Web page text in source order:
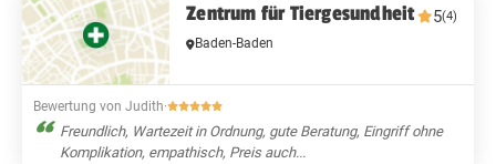
Zentrum für Tiergesundheit 5(4)
Baden-Baden
Bewertung von Judith·
Freundlich, Wartezeit in Ordnung, gute Beratung, Eingriff ohne
Komplikation, empathisch, Preis auch...